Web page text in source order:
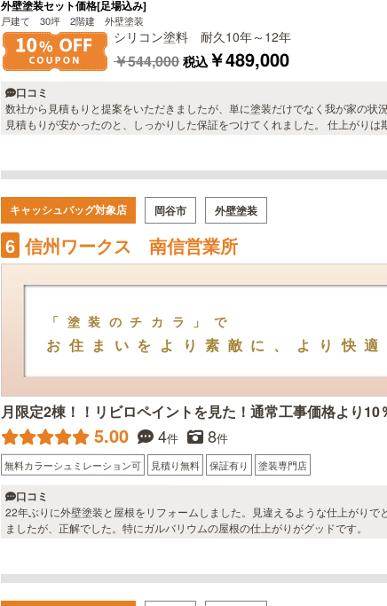
外壁塗装セット価格[足場込み]
戸建て 30坪 2階建 外壁塗装
シリコン塗料 耐久10年～12年
￥544,000 税込￥489,000
口コミ
数社から見積もりと提案をいただきましたが、単に塗装だけでなく我が家の状
見積もりが安かったのと、しっかりした保証をつけてくれました。 仕上がりは
キャッシュバッグ対象店 岡谷市 外壁塗装
6 信州ワークス 南信営業所
「塗装のチカラ」で
お住まいをより素敵に、より快適
月限定2棟！！リビロペイントを見た！通常工事価格より10
5.00 4件 8件
無料カラーシュミレーション可 見積り無料 保証有り 塗装専門店
口コミ
22年ぶりに外壁塗装と屋根をリフォームしました。見違えるような仕上がり
ましたが、正解でした。特にガルバリウムの屋根の仕上がりがグッドです。